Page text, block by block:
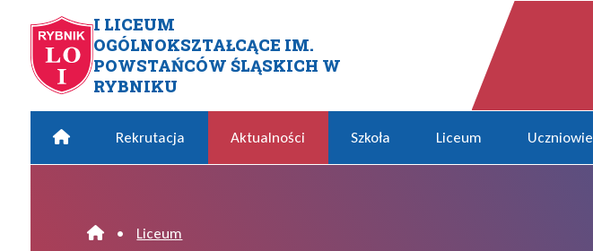
Przejdź do menu głównego
Przejdź do menu dodatkowego
Przejdź do treści
Mapa serwisu
I LICEUM
OGÓLNOKSZTAŁCĄCE IM.
POWSTAŃCÓW ŚLĄSKICH W
RYBNIKU
JuFeNalia ? Rafał Zdrzałek
Home Rekrutacja Aktualności Szkoła Liceum Uczniowie
Home
• Liceum